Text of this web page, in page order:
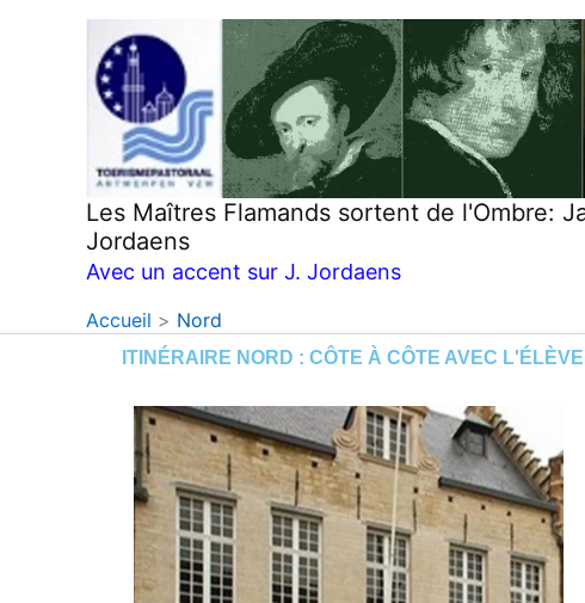
Les Maîtres Flamands sortent de l'Ombre:
Jordaens
Avec un accent sur J. Jordaens
Accueil Nord
ITINÉRAIRE NORD : CÔTE À CÔTE AVEC L'ÉLÈVE